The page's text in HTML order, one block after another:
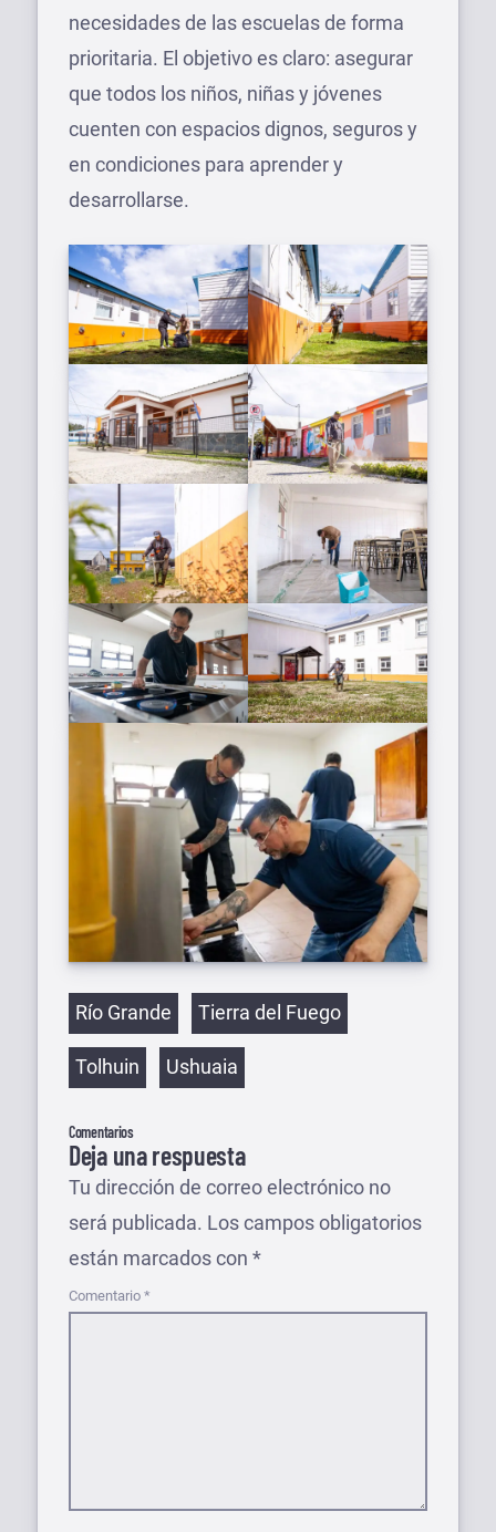
necesidades de las escuelas de forma
prioritaria. El objetivo es claro: asegurar
que todos los niños, niñas y jóvenes
cuenten con espacios dignos, seguros y
en condiciones para aprender y
desarrollarse.
Etiquetas
Río Grande Tierra del Fuego
Tolhuin Ushuaia
Comentarios
Deja una respuesta
Tu dirección de correo electrónico no
será publicada. Los campos obligatorios
están marcados con *
Comentario *